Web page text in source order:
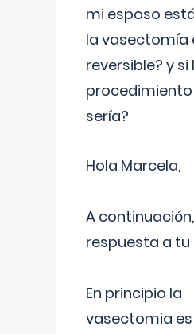
mi esposo
la vasectomía
reversible? y si
sería?
Hola Marcela,
A
respuesta a
En principio la
vasectomia es